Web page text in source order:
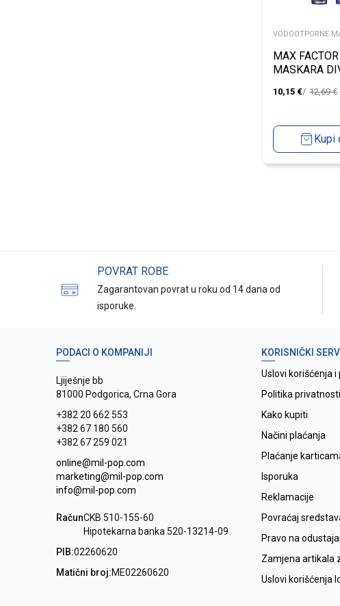
VODOOTPORNE
MAX FACTOR
MASKARA
003
10,15 € 12,69€
Kupi
POVRAT ROBE
Zagarantovan povrat u roku od 14 dana od
isporuke.
PODACI O KOMPANIJI
Ljiješnje bb
81000 Podgorica, Crna Gora
+382 20 662 553
+382 67 180 560
+382 67 259 021
online@mil-pop.com
marketing@mil-pop.com
info@mil-pop.com
RačunCKB 510-155-60
Hipotekarna banka 520-13214-09
PIB:02260620
Matični broj:ME02260620
KORISNIČKI
Uslovi korišćenja i
Politika privatnosti
Kako kupiti
Načini plaćanja
Plaćanje
Isporuka
Reklamacije
Povraćaj
Pravo na
Zamjena artikala
Uslovi korišćenja